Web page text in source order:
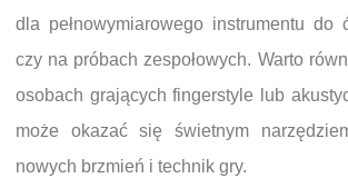
dla pełnowymiarowego instrumentu do
czy na próbach zespołowych. Warto
osobach grających fingerstyle lub
może okazać się świetnym
nowych brzmień i technik gry.